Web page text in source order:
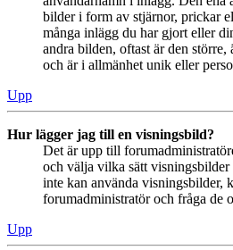
bilder i form av stjärnor, prickar
många inlägg du har gjort eller
andra bilden, oftast är den
och är i allmänhet unik eller
Upp
Hur lägger jag till en visningsbild?
Det är upp till
och välja vilka sätt visningsbilder
inte kan använda visningsbilder,
forumadministratör och fråga de
Upp